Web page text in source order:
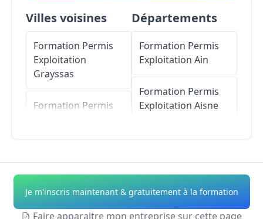
Villes voisines
Formation Permis
Exploitation
Grayssas
Formation Permis
Formation Permis
ExploitationTayrac
Formation Permis
Départements
Formation Permis
Exploitation Ain
Formation Permis
Exploitation Aisne
Formation Permis
ExploitationAlpes-
de-Haute-Provence
Je m'inscris maintenant & gratuitement à la formation
Faire apparaitre mon entreprise sur cette page